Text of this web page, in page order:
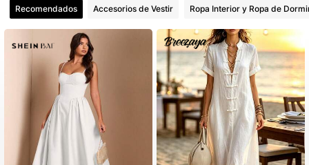
Recomendados Accesorios de Vestir Ropa Interior y Ropa de